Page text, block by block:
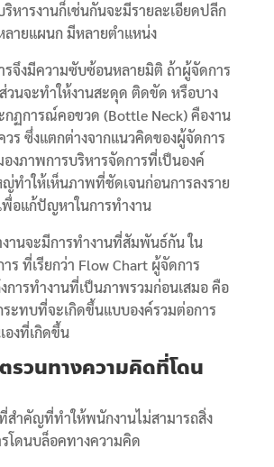
หารงานก็เช่นกันจะมีรายละเอียดปลีก
ายแผนก มีหลายตำแหน่ง
รจึงมีความซับซ้อนหลายมิติ ถ้าผู้จัดการ
วนจะทำให้งานสะดุด ติดขัด หรือบาง
กฏการณ์คอขวด (Bottle Neck) คืองาน
วร ซึ่งแตกต่างจากแนวคิดของผู้จัดการ
งภาพการบริหารจัดการที่เป็นองค์
ทำให้เห็นภาพที่ชัดเจนก่อนการลงราย
พื่อแก้ปัญหาในการทำงาน
งานจะมีการทำงานที่สัมพันธ์กัน ใน
ร ที่เรียกว่า Flow Chart ผู้จัดการ
การทำงานที่เป็นภาพรวมก่อนเสมอ คือ
ะทบที่จะเกิดขึ้นแบบองค์รวมต่อการ
องที่เกิดขึ้น
รวนทางความคิดที่โดน
ำคัญที่ทำให้พนักงานไม่สามารถสิ่ง
โดนบล็อคทางความคิด